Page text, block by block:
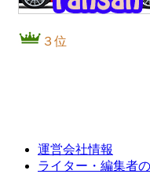
３位
運営会社情報
ライター・編集者